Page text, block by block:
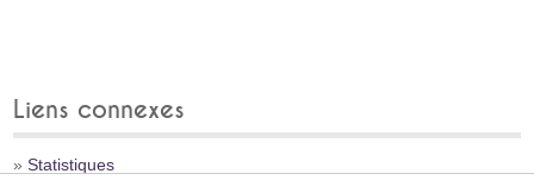
Liens connexes
»Statistiques